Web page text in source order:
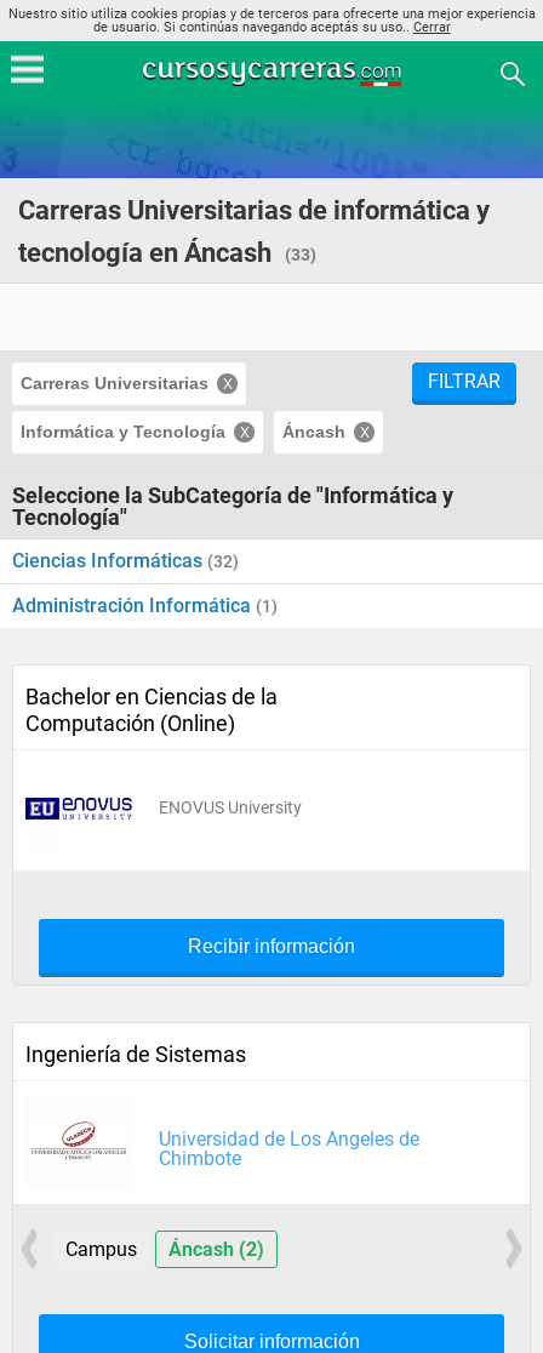
Nuestro sitio utiliza cookies propias y de terceros para ofrecerte una mejor experiencia
de usuario. Si continúas navegando aceptás su uso.. Cerrar
Carreras Universitarias de informática y
tecnología en Áncash
(33)
Carreras Universitarias
Informática y Tecnología Áncash
FILTRAR
Seleccione la SubCategoría de "Informática y
Tecnología"
Ciencias Informáticas (32)
Administración Informática (1)
Bachelor en Ciencias de la
Computación (Online)
ENOVUS University
Recibir información
Ingeniería de Sistemas
Universidad de Los Angeles de
Chimbote
Campus Áncash (2)
Solicitar información